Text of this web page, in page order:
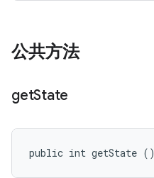
公共方法
getState
public int getState ()